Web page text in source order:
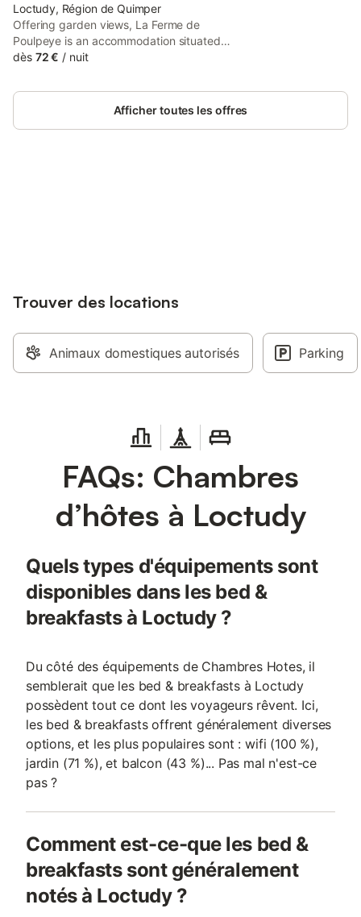
Loctudy, Région de Quimper
Offering garden views, La Ferme de
Poulpeye is an accommodation situated
in Loctudy, 25 km from Quimper Train
Museum. This property offers access to a
terrace, free private parking and free
dès 72 € / nuit
Afficher toutes les offres
Trouver des locations
Animaux domestiques autorisés Parking
FAQs: Chambres
d’hôtes à Loctudy
Quels types d'équipements sont
disponibles dans les bed &
breakfasts à Loctudy ?
Du côté des équipements de Chambres Hotes, il
semblerait que les bed & breakfasts à Loctudy
possèdent tout ce dont les voyageurs rêvent. Ici,
les bed & breakfasts offrent généralement diverses
options, et les plus populaires sont : wifi (100 %),
jardin (71 %), et balcon (43 %)... Pas mal n'est-ce
pas ?
Comment est-ce-que les bed &
breakfasts sont généralement
notés à Loctudy ?